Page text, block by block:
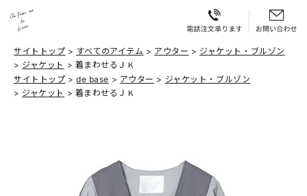
サイトトップ すべてのアイテム アウター
ジャケット・ブルゾン
ジャケット
着まわせるＪＫ
サイトトップ
de base アウター
ジャケット・ブルゾン
ジャケット
着まわせるＪＫ